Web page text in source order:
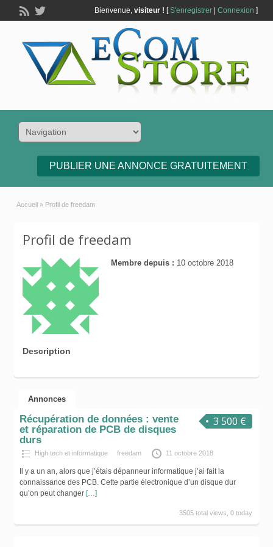
Bienvenue, visiteur ! [S'enregistrer| Connexion ]
PUBLIER UNE ANNONCE GRATUITEMENT
Accueil » Profil de freedam
Profil de freedam
Membre depuis : 10 octobre 2018
Description
Annonces
3 500 €
Récupération de données : vente
et réparation de PCB de disques
durs
High tech et informatique freedam 11 octobre 2018
Il y a un an, alors que j’étais dépanneur informatique j’ai fait la
connaissance des PCB. Cette partie électronique d’un disque dur
qu’on peut changer […]
3505 total views, 0 today